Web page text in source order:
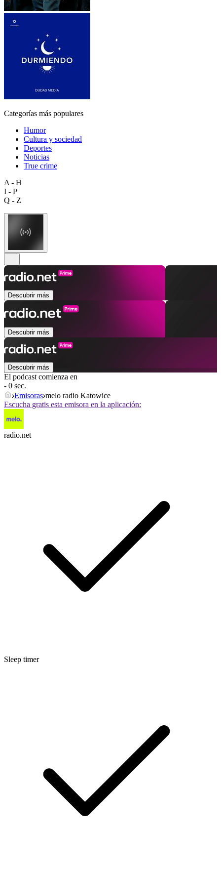
Categorías más populares
Humor
Cultura y sociedad
Deportes
Noticias
True crime
A - H
I - P
Q - Z
Descubrir más
Descubrir más
Descubrir más
El podcast comienza en
- 0 sec.
Emisoras melo radio Katowice
Escucha gratis esta emisora en la aplicación:
radio.net
Sleep timer